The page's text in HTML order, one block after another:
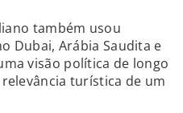
também usou
Dubai, Arábia Saudita e
visão política de longo
turística de um